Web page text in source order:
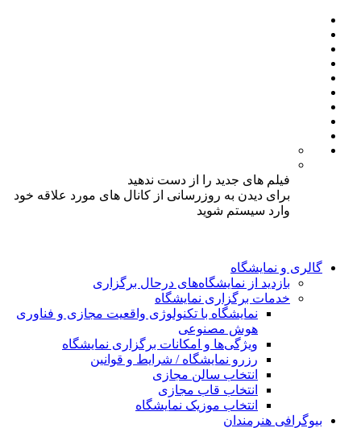
فیلم های جدید را از دست ندهید
برای دیدن به روزرسانی از کانال های مورد علاقه خود
وارد سیستم شوید
گالری و نمایشگاه
بازدید از نمایشگاه‌های درحال برگزاری
خدمات برگزاری نمایشگاه
نمایشگاه با تکنولوژی واقعیت مجازی و فناوری
هوش مصنوعی
ویژگی‌ها و امکانات برگزاری نمایشگاه
رزرو نمایشگاه / شرایط و قوانین
انتخاب سالن مجازی
انتخاب قاب مجازی
انتخاب موزیک نمایشگاه
بیوگرافی هنرمندان